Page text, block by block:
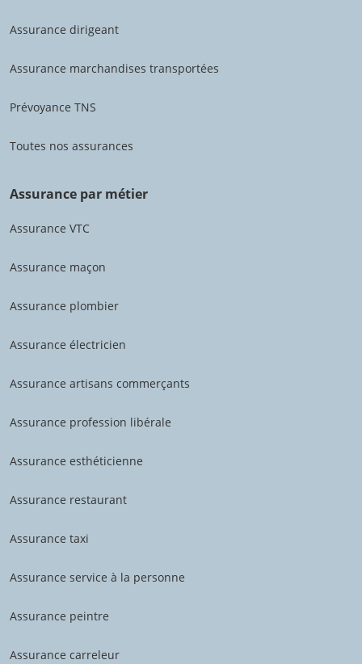
Assurance dirigeant
Assurance marchandises transportées
Prévoyance TNS
Toutes nos assurances
Assurance par métier
Assurance VTC
Assurance maçon
Assurance plombier
Assurance électricien
Assurance artisans commerçants
Assurance profession libérale
Assurance esthéticienne
Assurance restaurant
Assurance taxi
Assurance service à la personne
Assurance peintre
Assurance carreleur